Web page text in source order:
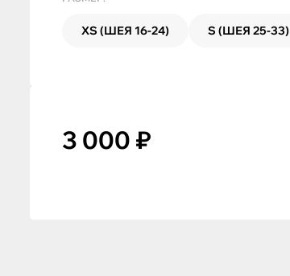
XS (ШЕЯ 16-24) S (ШЕЯ 25-33)
3 000 ₽